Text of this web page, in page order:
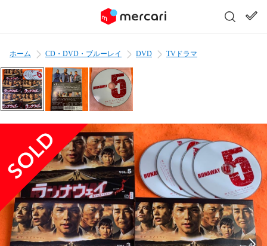
ホーム CD・DVD・ブルーレイ DVD TVドラマ